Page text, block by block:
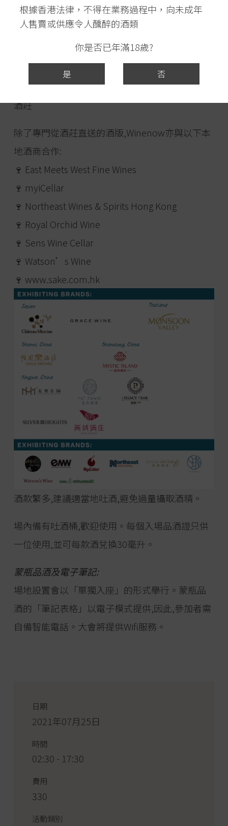
根據香港法律，不得在業務過程中，向未成年
人售賣或供應令人醺醉的酒類
你是否已年滿18歲?
是 否
🌏 Shandong 山東: Mystic Island 仙島酒莊
🌏 Xinjiang 新疆: Puchang Vineyards 蒲昌酒莊
🌏 Ningxia 寧夏: Chateau Mihope美賀莊園, Fei
Tswei Winery 長和翡翠酒莊, Legacy Peak 留世酒
莊, Silver Heights 銀色高地酒莊, Xige Estate 西鴿
酒莊
除了專門從酒莊直送的酒版,Winenow亦與以下本
地酒商合作:
🍷 East Meets West Fine Wines
🍷 myiCellar
🍷 Northeast Wines & Spirits Hong Kong
🍷 Royal Orchid Wine
🍷 Sens Wine Cellar
🍷 Watson’s Wine
🍷 www.sake.com.hk
酒款繁多,建議適當地吐酒,避免過量攝取酒精。
場內備有吐酒桶,歡迎使用。每個入場品酒證只供
一位使用,並可每款酒兌換30毫升。
蒙瓶品酒及電子筆記:
場地設置會以「單獨入座」的形式舉行。蒙瓶品
酒的「筆記表格」以電子模式提供,因此,參加者需
自備智能電話。大會將提供Wifi服務。
日期
2021年07月25日
時間
02:30 - 17:30
費用
330
活動類別